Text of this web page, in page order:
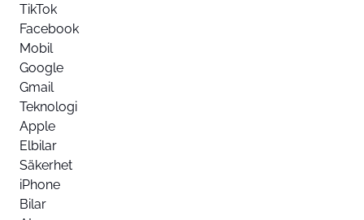
TikTok
Facebook
Mobil
Google
Gmail
Teknologi
Apple
Elbilar
Säkerhet
iPhone
Bilar